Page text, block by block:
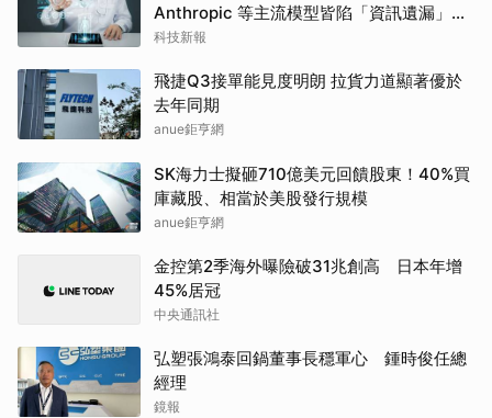
Anthropic 等主流模型皆陷「資訊遺漏」盲
點
科技新報
飛捷Q3接單能見度明朗 拉貨力道顯著優於
去年同期
anue鉅亨網
SK海力士擬砸710億美元回饋股東！40%買
庫藏股、相當於美股發行規模
anue鉅亨網
金控第2季海外曝險破31兆創高 日本年增
45%居冠
中央通訊社
弘塑張鴻泰回鍋董事長穩軍心 鍾時俊任總
經理
鏡報